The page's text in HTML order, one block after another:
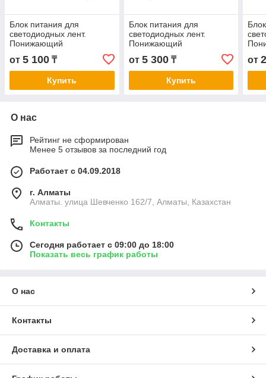
Блок питания для
светодиодных лент.
Понижающий
трансформатор FAN БП-
PR-24V 200W A+
от 5 100 ₸
Купить
Блок питания для
светодиодных лент.
Понижающий
трансформатор БП-24V
300W
от 5 300₸
Купить
24V
от
О нас
Рейтинг не сформирован
Менее 5 отзывов за последний год
Работает с 04.09.2018
г. Алматы
Алматы. улица Шевченко 162/7, Алматы, Казахстан
Контакты
Сегодня работает с 09:00 до 18:00
Показать весь график работы
О нас
Контакты
Доставка и оплата